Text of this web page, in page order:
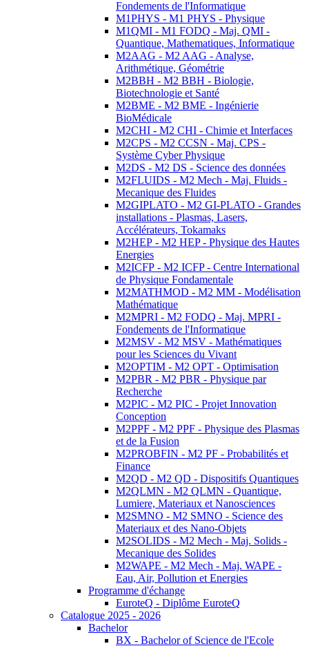
Fondements de l'Informatique
M1PHYS - M1 PHYS - Physique
M1QMI - M1 FODQ - Maj. QMI -
Quantique, Mathematiques, Informatique
M2AAG - M2 AAG - Analyse,
Arithmétique, Géométrie
M2BBH - M2 BBH - Biologie,
Biotechnologie et Santé
M2BME - M2 BME - Ingénierie
BioMédicale
M2CHI - M2 CHI - Chimie et Interfaces
M2CPS - M2 CCSN - Maj. CPS -
Système Cyber Physique
M2DS - M2 DS - Science des données
M2FLUIDS - M2 Mech - Maj. Fluids -
Mecanique des Fluides
M2GIPLATO - M2 GI-PLATO - Grandes
installations - Plasmas, Lasers,
Accélérateurs, Tokamaks
M2HEP - M2 HEP - Physique des Hautes
Energies
M2ICFP - M2 ICFP - Centre International
de Physique Fondamentale
M2MATHMOD - M2 MM - Modélisation
Mathématique
M2MPRI - M2 FODQ - Maj. MPRI -
Fondements de l'Informatique
M2MSV - M2 MSV - Mathématiques
pour les Sciences du Vivant
M2OPTIM - M2 OPT - Optimisation
M2PBR - M2 PBR - Physique par
Recherche
M2PIC - M2 PIC - Projet Innovation
Conception
M2PPF - M2 PPF - Physique des Plasmas
et de la Fusion
M2PROBFIN - M2 PF - Probabilités et
Finance
M2QD - M2 QD - Dispositifs Quantiques
M2QLMN - M2 QLMN - Quantique,
Lumiere, Materiaux et Nanosciences
M2SMNO - M2 SMNO - Science des
Materiaux et des Nano-Objets
M2SOLIDS - M2 Mech - Maj. Solids -
Mecanique des Solides
M2WAPE - M2 Mech - Maj. WAPE -
Eau, Air, Pollution et Energies
Programme d'échange
EuroteQ - Diplôme EuroteQ
Catalogue 2025 - 2026
Bachelor
BX - Bachelor of Science de l'Ecole